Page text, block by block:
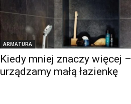
ARMATURA
Kiedy mniej znaczy więcej –
urządzamy małą łazienkę